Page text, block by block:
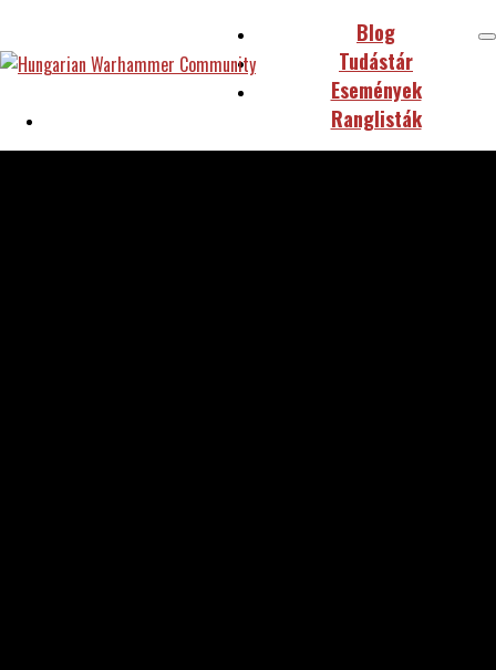
Blog
Tudástár
Események
Ranglisták